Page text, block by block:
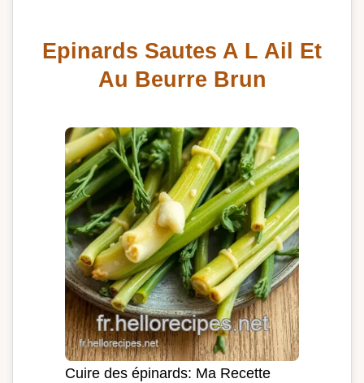
Epinards Sautes A L Ail Et
Au Beurre Brun
Cuire des épinards: Ma Recette